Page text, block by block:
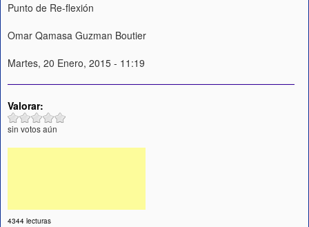
Punto de Re-flexión
Omar Qamasa Guzman Boutier
Martes, 20 Enero, 2015 - 11:19
Valorar:
sin votos aún
4344 lecturas